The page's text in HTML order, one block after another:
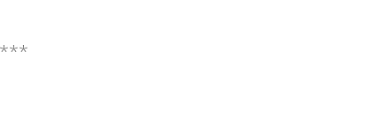
***